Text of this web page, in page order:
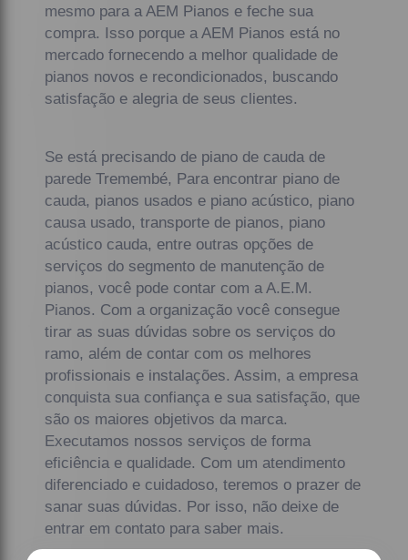
mesmo para a AEM Pianos e feche sua
compra. Isso porque a AEM Pianos está no
mercado fornecendo a melhor qualidade de
pianos novos e recondicionados, buscando
satisfação e alegria de seus clientes.
Se está precisando de piano de cauda de
parede Tremembé, Para encontrar piano de
cauda, pianos usados e piano acústico, piano
causa usado, transporte de pianos, piano
acústico cauda, entre outras opções de
serviços do segmento de manutenção de
pianos, você pode contar com a A.E.M.
Pianos. Com a organização você consegue
tirar as suas dúvidas sobre os serviços do
ramo, além de contar com os melhores
profissionais e instalações. Assim, a empresa
conquista sua confiança e sua satisfação, que
são os maiores objetivos da marca.
Executamos nossos serviços de forma
eficiência e qualidade. Com um atendimento
diferenciado e cuidadoso, teremos o prazer de
sanar suas dúvidas. Por isso, não deixe de
entrar em contato para saber mais.